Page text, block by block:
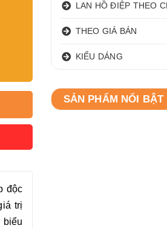
độc
trị
biểu
THEO GIÁ BÁN
KIỂU DÁNG
SẢN PHẨM NỔI BẬT